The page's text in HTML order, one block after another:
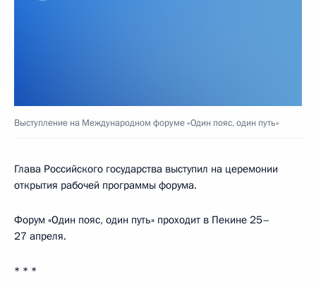
Выступление на Международном форуме «Один пояс, один путь»
Глава Российского государства выступил на церемонии
открытия рабочей программы форума.
Форум «Один пояс, один путь» проходит в Пекине 25–
27 апреля.
* * *